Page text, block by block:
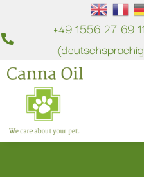
+49 1556 27 69